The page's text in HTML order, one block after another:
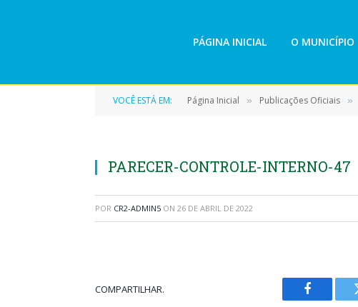
PÁGINA INICIAL O MUNICÍPIO
VOCÊ ESTÁ EM: Página Inicial » Publicações Oficiais »
PARECER-CONTROLE-INTERNO-47
POR CR2-ADMIN5 ON 26 DE ABRIL DE 2022
COMPARTILHAR.
Facebook